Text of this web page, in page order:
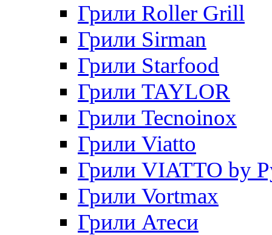
Грили Roller Grill
Грили Sirman
Грили Starfood
Грили TAYLOR
Грили Tecnoinox
Грили Viatto
Грили VIATTO by
Грили Vortmax
Грили Атеси